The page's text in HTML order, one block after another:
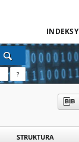
INDEKSY
?
STRUKTURA